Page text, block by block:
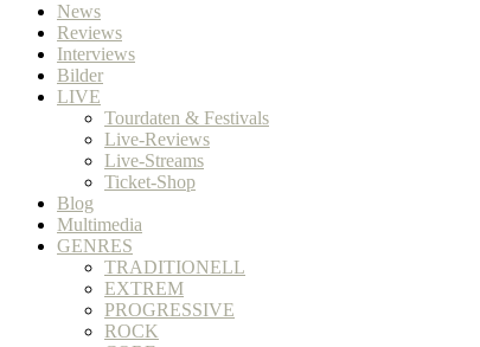
News
Reviews
Interviews
Bilder
LIVE
Tourdaten & Festivals
Live-Reviews
Live-Streams
Ticket-Shop
Blog
Multimedia
GENRES
TRADITIONELL
EXTREM
PROGRESSIVE
ROCK